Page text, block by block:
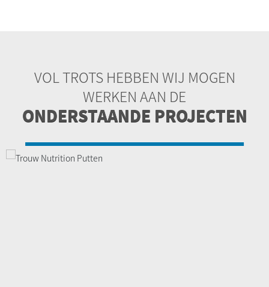
VOL TROTS HEBBEN WIJ MOGEN
WERKEN AAN DE
ONDERSTAANDE PROJECTEN